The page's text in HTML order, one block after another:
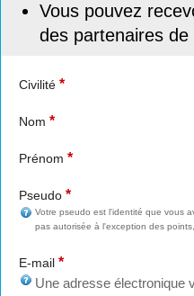
Vous pouvez
des partenaires de
Civilité *
Nom *
Prénom *
Pseudo *
Votre pseudo est l'identité que vous
pas autorisée à l'exception des
E-mail *
Une adresse électronique